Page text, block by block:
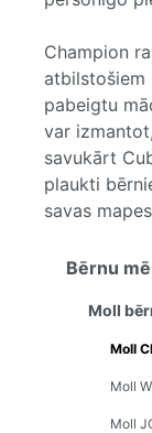
Champion
atbilstošiem
pabeigtu
var
savukārt
plaukti
savas
Bērnu
Moll
Moll
Moll
Moll